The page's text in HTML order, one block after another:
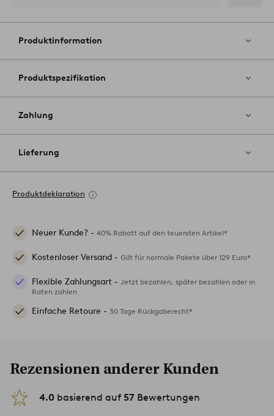
Favoriten
Produktinformation
Produktspezifikation
Zahlung
Lieferung
Produktdeklaration
Neuer Kunde? - 40% Rabatt auf den teuersten Artikel*
Kostenloser Versand - Gilt für normale Pakete über 129 Euro*
Flexible Zahlungsart - Jetzt bezahlen, später bezahlen oder in
Raten zahlen
Einfache Retoure - 30 Tage Rückgaberecht*
Rezensionen anderer Kunden
4.0 basierend auf 57 Bewertungen